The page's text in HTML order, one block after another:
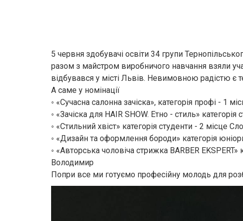
5 червня здобувачі освіти 34 групи
разом з майстром виробничого навчання взяли
відбувався у місті Львів. Невимовною радістю
А саме у номінації
◦ «Сучасна салонна зачіска», категорія профі - 1
◦ «Зачіска для HAIR SHOW. Етно - стиль»
◦ «Стильний хвіст» категорія студенти - 2 місце
◦ «Дизайн та оформлення бороди» категорія
◦ «Авторська чоловіча стрижка BARBER
Володимир
Попри все ми готуємо професійну молодь для